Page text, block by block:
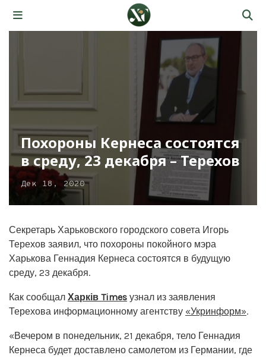
Похороны Кернеса состоятся
в среду, 23 декабря – Терехов
Дек 18, 2020
Секретарь Харьковского городского совета Игорь
Терехов заявил, что похороны покойного мэра
Харькова Геннадия Кернеса состоятся в будущую
среду, 23 декабря.
Как сообщал Харків Times узнал из заявления
Терехова информационному агентству «Укринформ».
«Вечером в понедельник, 21 декабря, тело Геннадия
Кернеса будет доставлено самолетом из Германии, где